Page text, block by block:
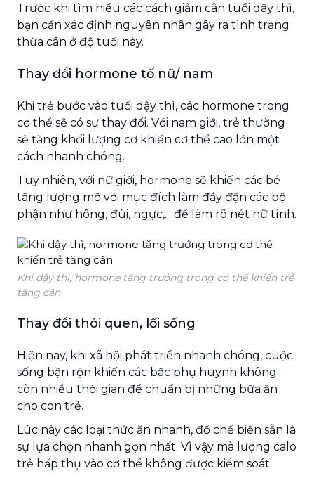
Trước khi tìm hiểu các cách giảm cân tuổi dậy thì,
bạn cần xác định nguyên nhân gây ra tình trạng
thừa cân ở độ tuổi này.
Thay đổi hormone tố nữ/ nam
Khi trẻ bước vào tuổi dậy thì, các hormone trong
cơ thể sẽ có sự thay đổi. Với nam giới, trẻ thường
sẽ tăng khối lượng cơ khiến cơ thể cao lớn một
cách nhanh chóng.
Tuy nhiên, với nữ giới, hormone sẽ khiến các bé
tăng lượng mỡ với mục đích làm đầy đặn các bộ
phận như hông, đùi, ngực,... để làm rõ nét nữ tính.
Khi dậy thì, hormone tăng trưởng trong cơ thể khiến trẻ
tăng cân
Thay đổi thói quen, lối sống
Hiện nay, khi xã hội phát triển nhanh chóng, cuộc
sống bận rộn khiến các bậc phụ huynh không
còn nhiều thời gian để chuẩn bị những bữa ăn
cho con trẻ.
Lúc này các loại thức ăn nhanh, đồ chế biến sẵn là
sự lựa chọn nhanh gọn nhất. Vì vậy mà lượng calo
trẻ hấp thụ vào cơ thể không được kiểm soát.